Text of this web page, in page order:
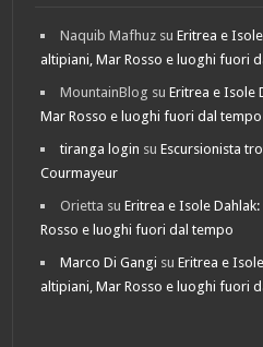
Naquib Mafhuz suEritrea e
altipiani, Mar Rosso e luoghi fuori
MountainBlog suEritrea e Isole
Mar Rosso e luoghi fuori dal tempo
tiranga login suEscursionista
Courmayeur
Orietta suEritrea e Isole
Rosso e luoghi fuori dal tempo
Marco Di Gangi suEritrea e
altipiani, Mar Rosso e luoghi fuori